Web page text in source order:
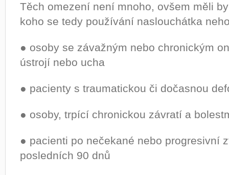
Těch omezení není mnoho, ovšem měli
koho se tedy používání naslouchátka
● osoby se závažným nebo chronickým
ústrojí nebo ucha
● pacienty s traumatickou či dočasnou
● osoby, trpící chronickou závratí a
● pacienti po nečekané nebo progresivní
posledních 90 dnů